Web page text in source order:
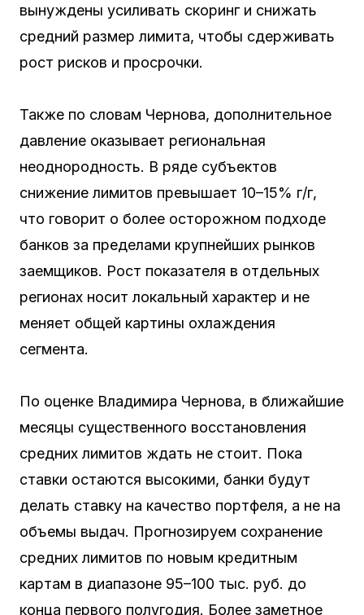
вынуждены усиливать скоринг и снижать
средний размер лимита, чтобы сдерживать
рост рисков и просрочки.
Также по словам Чернова, дополнительное
давление оказывает региональная
неоднородность. В ряде субъектов
снижение лимитов превышает 10–15% г/г,
что говорит о более осторожном подходе
банков за пределами крупнейших рынков
заемщиков. Рост показателя в отдельных
регионах носит локальный характер и не
меняет общей картины охлаждения
сегмента.
По оценке Владимира Чернова, в ближайшие
месяцы существенного восстановления
средних лимитов ждать не стоит. Пока
ставки остаются высокими, банки будут
делать ставку на качество портфеля, а не на
объемы выдач. Прогнозируем сохранение
средних лимитов по новым кредитным
картам в диапазоне 95–100 тыс. руб. до
конца первого полугодия. Более заметное